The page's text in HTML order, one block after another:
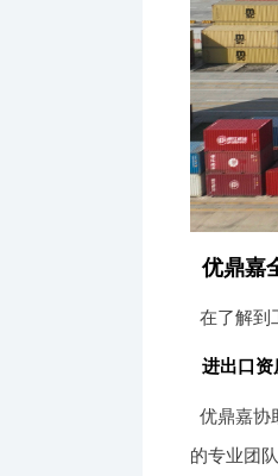
优鼎嘉
在了解到
进出口资
优鼎嘉协
的专业团